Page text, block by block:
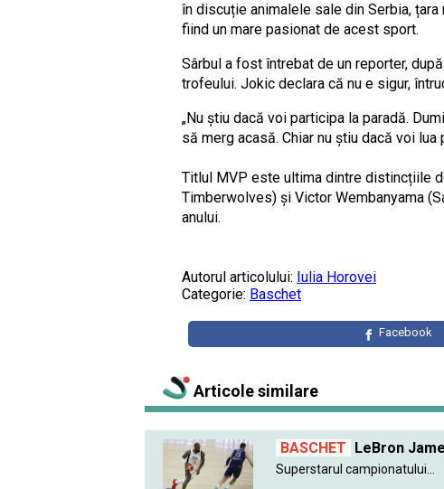
în discuție animalele sale din Serbia,
fiind un mare pasionat de acest sport.
Sârbul a fost întrebat de un reporter,
trofeului. Jokic declara că nu e sigur,
„Nu știu dacă voi participa la paradă.
să merg acasă. Chiar nu știu dacă voi lua
Titlul MVP este ultima dintre distincțiile
Timberwolves) și Victor Wembanyama
anului.
Autorul articolului: Iulia Horovei
Categorie: Baschet
Facebook
Articole similare
BASCHET LeBron
Superstarul campionatului...